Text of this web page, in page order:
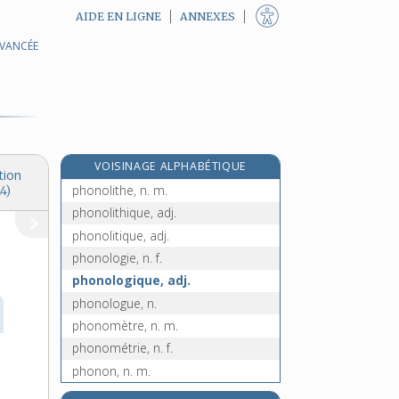
AIDE EN LIGNE ANNEXES
VOISINAGE ALPHABÉTIQUE
phonolite, n. m.
phonolithe, n. m.
phonolithique, adj.
phonolitique, adj.
phonologie, n. f.
phonologique, adj.
phonologue, n.
phonomètre, n. m.
phonométrie, n. f.
phonon, n. m.
phonothèque, n. f.